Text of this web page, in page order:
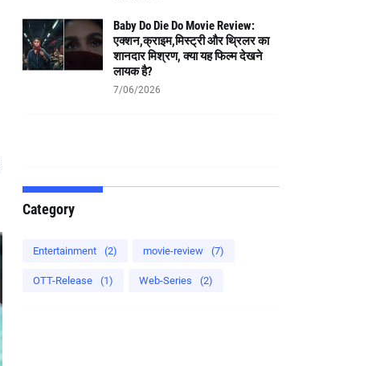
Baby Do Die Do Movie Review:
एक्शन,क्राइम,मिस्ट्री और थ्रिलर का
शानदार मिश्रण, क्या यह फिल्म देखने
लायक है?
7/06/2026
Category
Entertainment (2) movie-review (7)
OTT-Release (1) Web-Series (2)